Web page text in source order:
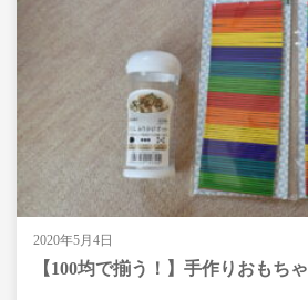
2020年5月4日
【100均で揃う！】手作りおもちゃ